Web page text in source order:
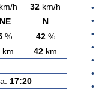
km/h 32 km/h
N
% 42%
km 42 km
17:20
•
•
•
•
•
•
•